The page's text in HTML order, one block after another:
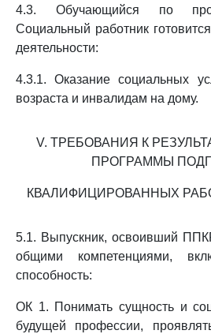
4.3. Обучающийся по
Социальный работник
деятельности:
4.3.1. Оказание социальных
возраста и инвалидам на дому.
V. ТРЕБОВАНИЯ К
ПРОГРАММЫ
КВАЛИФИЦИРОВАННЫХ
5.1. Выпускник, освоивший
общими компетенциями,
способность:
ОК 1. Понимать сущность и
будущей профессии,